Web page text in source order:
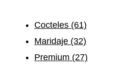
Cocteles (61)
Maridaje (32)
Premium (27)